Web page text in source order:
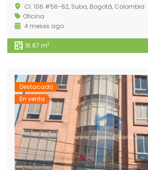
Cl. 106 #56-62, Suba, Bogotá, Colombia
Oficina
4 meses ago
16.67 m2
Destacado
En venta